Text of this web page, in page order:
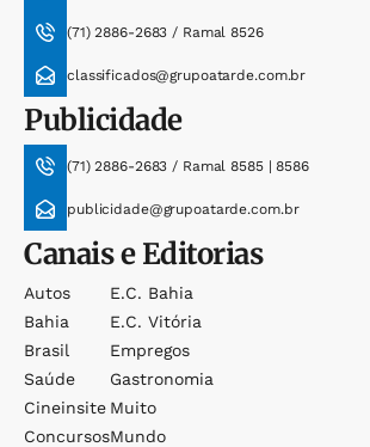
(71) 2886-2683 / Ramal 8526
classificados@grupoatarde.com.br
Publicidade
(71) 2886-2683 / Ramal 8585 | 8586
publicidade@grupoatarde.com.br
Canais e Editorias
Autos
Bahia
Brasil
Saúde
Cineinsite
Concursos
E.c. Bahia
E.c. Vitória
Empregos
Gastronomia
Muito
Mundo